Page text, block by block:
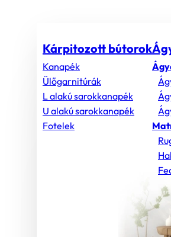
Kárpitozott bútorok
Kanapék
Ülőgarnitúrák
L alakú sarokkanapék
U alakú sarokkanapék
Fotelek